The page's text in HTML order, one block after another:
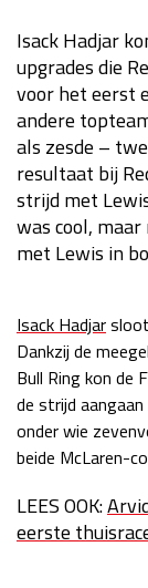
Race
GP
Race
Kwalificatie
Race
LAS
Kwalificatie
Race
GP
GP ABU
Kwalificatie
Isack Hadjar
upgrades die
voor het eerst
andere
als zesde –
resultaat bij
strijd met
was cool,
met Lewis in
Isack Hadjar
Dankzij de
Bull Ring kon de
de strijd
onder wie
beide McLaren-
LEES OOK:
eerste